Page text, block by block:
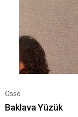
Osso
Baklava Yüzük